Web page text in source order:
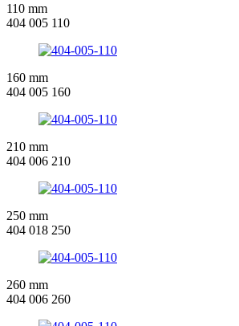
110 mm
404 005 110
160 mm
404 005 160
210 mm
404 006 210
250 mm
404 018 250
260 mm
404 006 260